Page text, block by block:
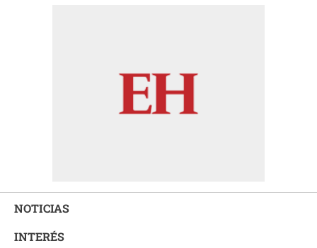
NOTICIAS
INTERÉS